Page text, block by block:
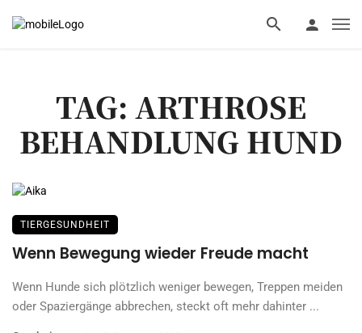
TAG: ARTHROSE
BEHANDLUNG HUND
TIERGESUNDHEIT
Wenn Bewegung wieder Freude macht
Wenn Hunde sich plötzlich weniger bewegen, Treppen meiden
oder Spaziergänge abbrechen, steckt oft mehr dahinter ...